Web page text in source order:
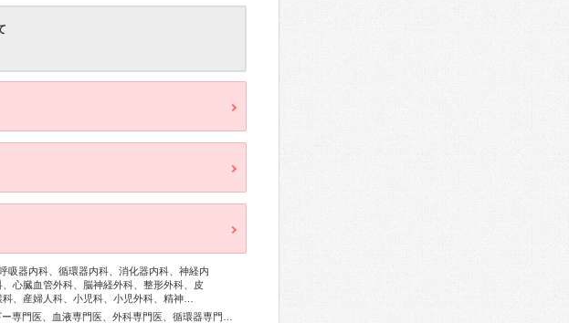
呼吸器内科、循環器内科、消化器内科、神経内
心臓血管外科、脳神経外科、整形外科、皮
、産婦人科、小児科、小児外科、精神…